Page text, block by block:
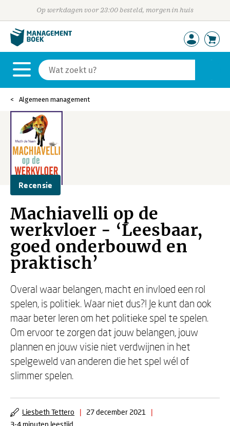
Op werkdagen voor 23:00 besteld, morgen in huis
Algemeen management
Recensie
Machiavelli op de
werkvloer - ‘Leesbaar,
goed onderbouwd en
praktisch’
Overal waar belangen, macht en invloed een rol
spelen, is politiek. Waar niet dus?! Je kunt dan ook
maar beter leren om het politieke spel te spelen.
Om ervoor te zorgen dat jouw belangen, jouw
plannen en jouw visie niet verdwijnen in het
spelgeweld van anderen die het spel wél of
slimmer spelen.
Liesbeth Tettero | 27 december 2021
|
3-4 minuten leestijd